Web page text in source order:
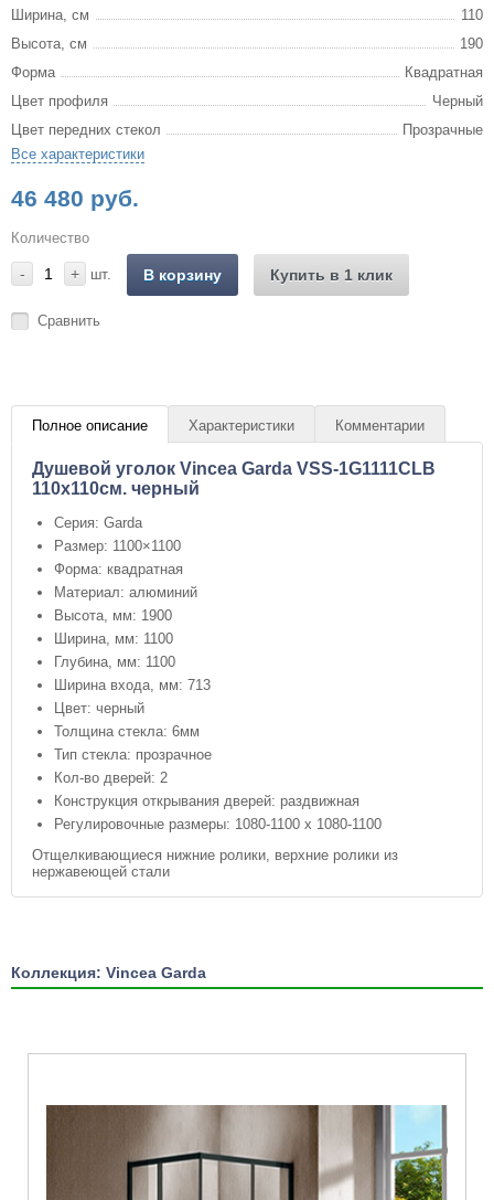
Ширина, см
110
Высота, см
190
Форма
Квадратная
Цвет профиля
Черный
Цвет передних стекол
Прозрачные
Все характеристики
46 480 руб.
Количество
- + шт. В корзину Купить в 1 клик
Сравнить
Полное описание Характеристики Комментарии
Душевой уголок Vincea Garda VSS-1G1111CLB
110х110см. черный
Серия: Garda
Размер: 1100×1100
Форма: квадратная
Материал: алюминий
Высота, мм: 1900
Ширина, мм: 1100
Глубина, мм: 1100
Ширина входа, мм: 713
Цвет: черный
Толщина стекла: 6мм
Тип стекла: прозрачное
Кол-во дверей: 2
Конструкция открывания дверей: раздвижная
Регулировочные размеры: 1080-1100 x 1080-1100
Отщелкивающиеся нижние ролики, верхние ролики из
нержавеющей стали
Коллекция: Vincea Garda